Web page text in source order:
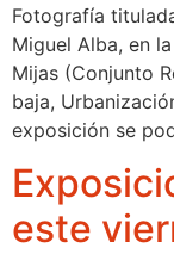
Fotografía
Miguel Alba, en
Mijas (Conjunto
baja,
exposición se
este